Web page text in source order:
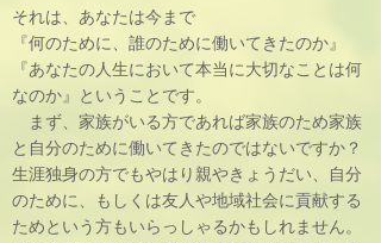
それは、あなたは今まで
『何のために、誰のために働いてきたのか』
『あなたの人生において本当に大切なことは何
なのか』ということです。
まず、家族がいる方であれば家族のため家族
と自分のために働いてきたのではないですか？
生涯独身の方でもやはり親やきょうだい、自分
のために、もしくは友人や地域社会に貢献する
ためという方もいらっしゃるかもしれません。